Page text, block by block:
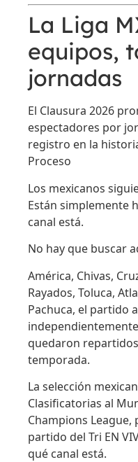
La Liga
equipos,
jornadas
El Clausura 2026
espectadores por
registro en la
Proceso
Los mexicanos
Están simplemente
canal está.
No hay que buscar
América, Chivas,
Rayados, Toluca,
Pachuca, el partido
quedaron
temporada.
La selección
Clasificatorias al
Champions
partido del Tri EN
qué canal está.